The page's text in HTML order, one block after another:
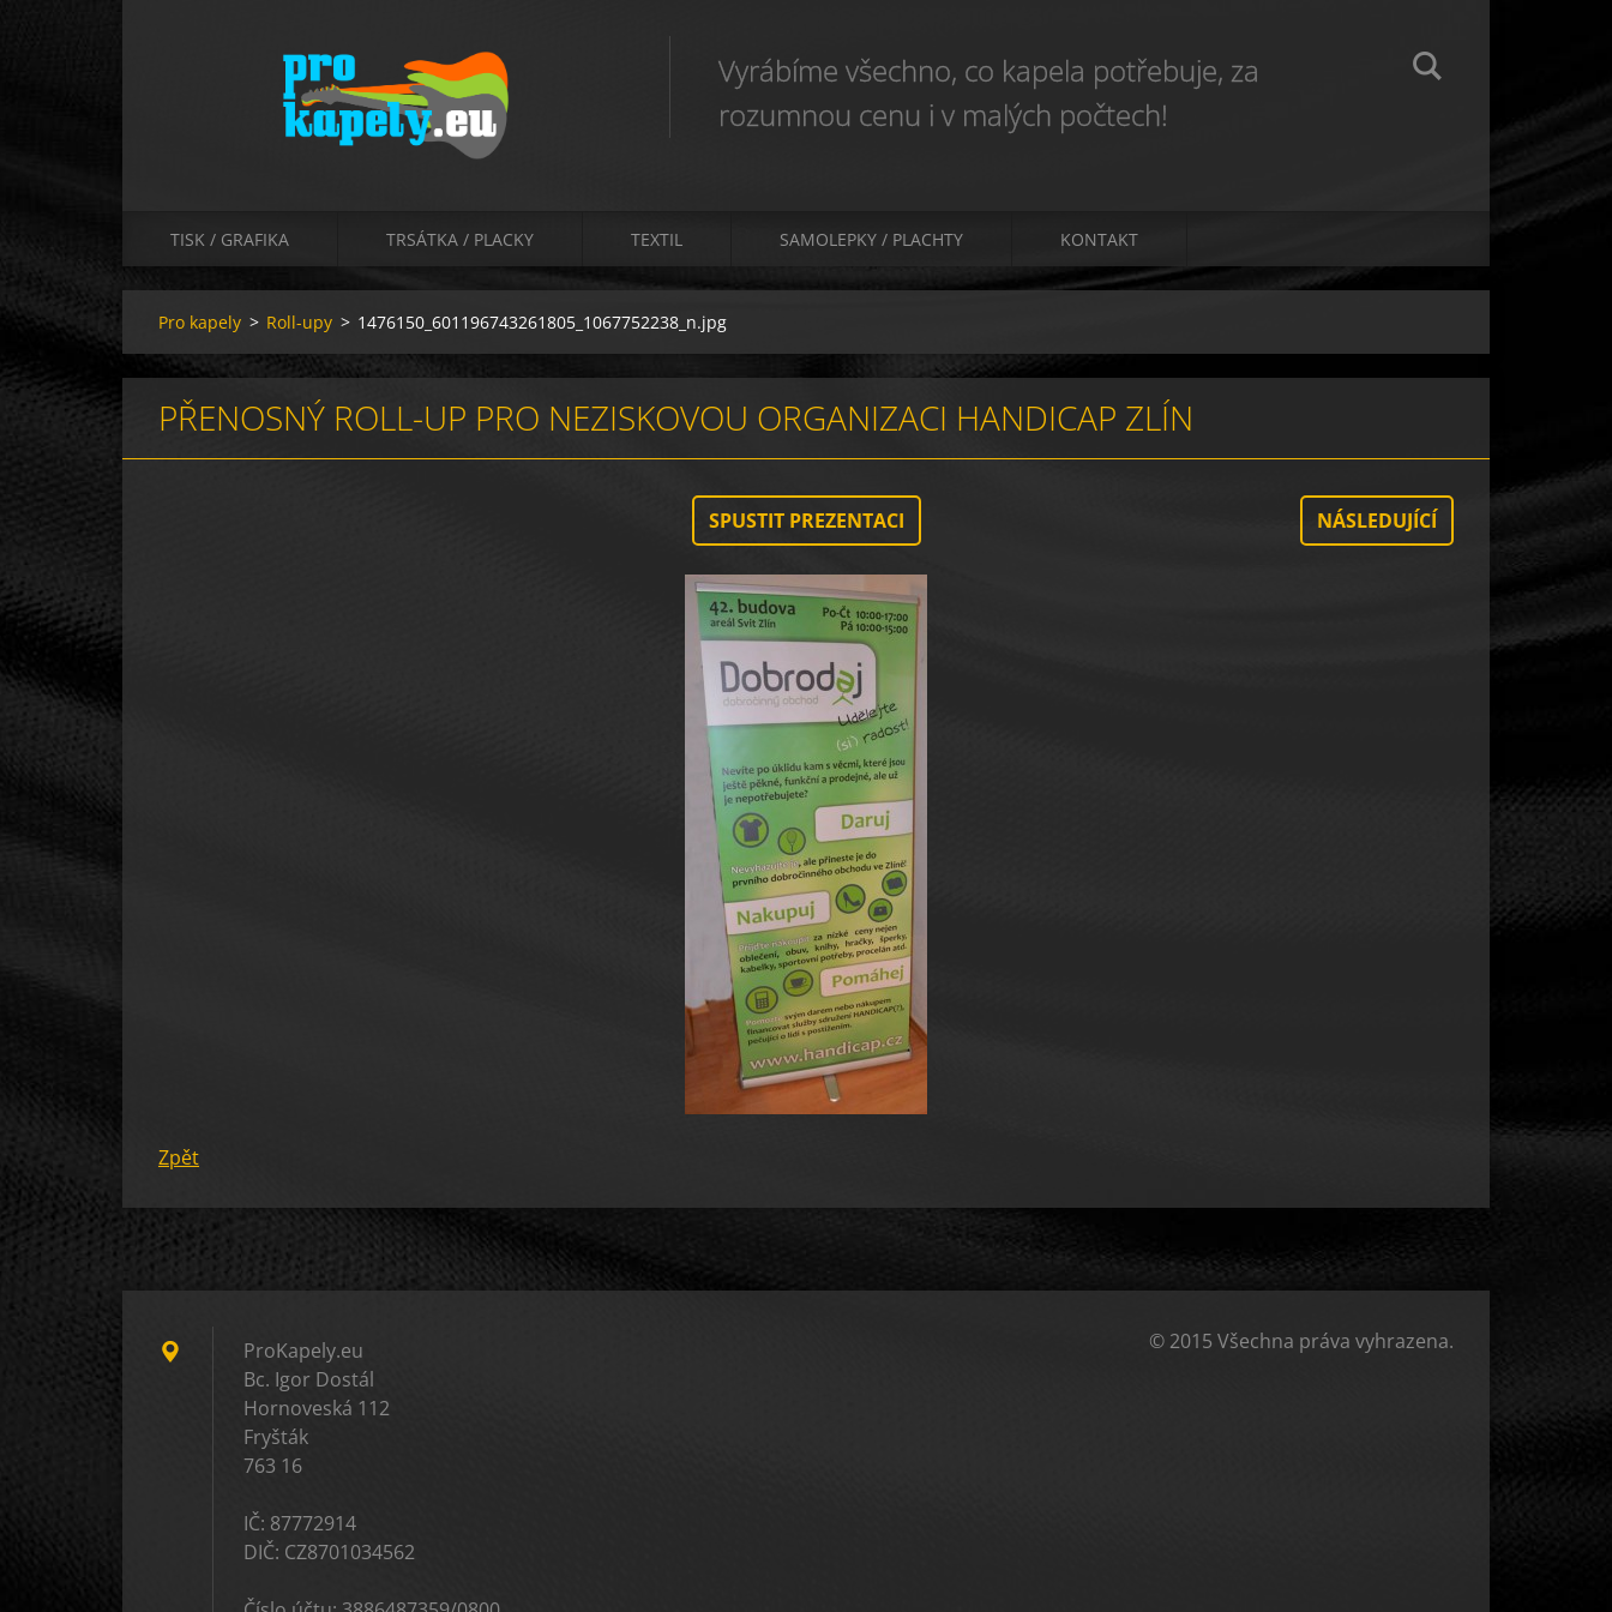
Vyrábíme všechno, co kapela potřebuje, za
rozumnou cenu i v malých počtech!
TISK / GRAFIKA TRSÁTKA / PLACKY TEXTIL SAMOLEPKY / PLACHTY KONTAKT
Pro kapely > Roll-upy > 1476150_601196743261805_1067752238_n.jpg
PŘENOSNÝ ROLL-UP PRO NEZISKOVOU ORGANIZACI HANDICAP ZLÍN
SPUSTIT PREZENTACI NÁSLEDUJÍCÍ
Zpět
ProKapely.eu
Bc. Igor Dostál
Hornoveská 112
Fryšták
763 16
IČ: 87772914
DIČ: CZ8701034562
© 2015 Všechna práva vyhrazena.